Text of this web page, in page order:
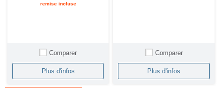
remise incluse
Comparer
Plus d'infos
Comparer
Plus d'infos